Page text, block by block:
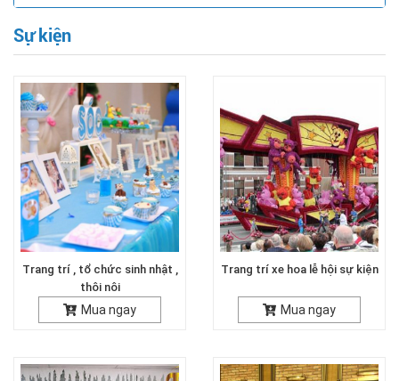
Sự kiện
Trang trí , tổ chức sinh nhật ,
thôi nôi
Mua ngay
Trang trí xe hoa lễ hội sự kiện
Mua ngay